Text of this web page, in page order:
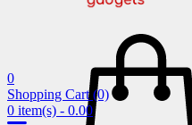
0
Shopping Cart (0)
0 item(s) - 0.00